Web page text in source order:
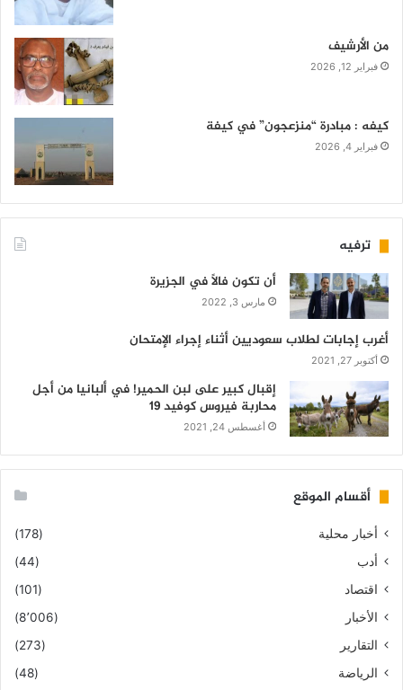
من الأرشيف
فبراير 12, 2026
كيفه : مبادرة “منزعجون” في كيفة
فبراير 4, 2026
ترفيه
أن تكون فالاً في الجزيرة
مارس 3, 2022
أغرب إجابات لطلاب سعوديين أثناء إجراء الإمتحان
أكتوبر 27, 2021
إقبال كبير على لبن الحمير! في ألبانيا من أجل
محاربة فيروس كوفيد 19
أغسطس 24, 2021
أقسام الموقع
أخبار محلية
(178)
أدب
(44)
اقتصاد
(101)
الأخبار
(8٬006)
التقارير
(273)
الرياضة
(48)